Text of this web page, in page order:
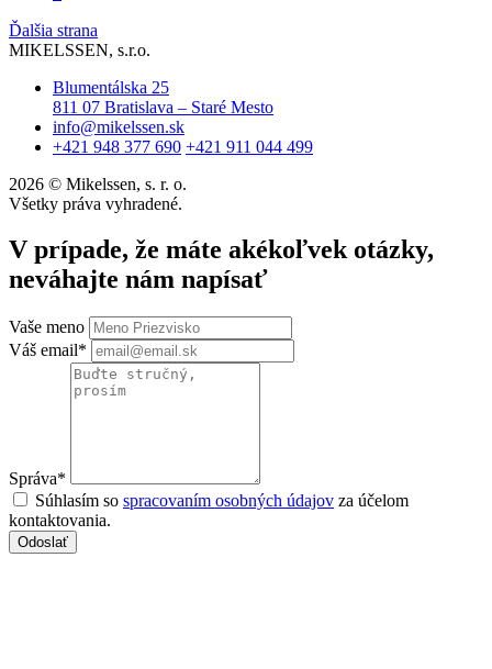
Ďalšia strana
MIKELSSEN, s.r.o.
Blumentálska 25
811 07 Bratislava – Staré Mesto
info@mikelssen.sk
+421 948 377 690 +421 911 044 499
2026 © Mikelssen, s. r. o.
Všetky práva vyhradené.
V prípade, že máte akékoľvek otázky,
neváhajte nám napísať
Vaše meno
Váš email*
Správa*
Súhlasím so spracovaním osobných údajov za účelom
kontaktovania.
Odoslať